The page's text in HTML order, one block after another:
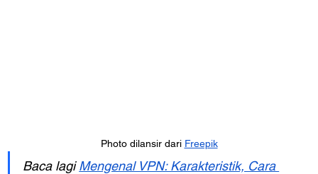
Photo dilansir dari Freepik
Baca lagi Mengenal VPN: Karakteristik, Cara